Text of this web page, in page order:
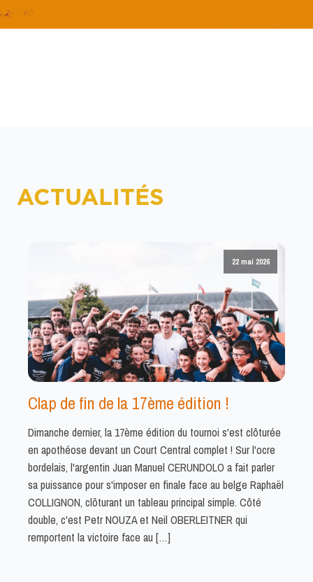
ACTUALITÉS
22 mai 2026
Clap de fin de la 17ème édition !
Dimanche dernier, la 17ème édition du tournoi s'est clôturée
en apothéose devant un Court Central complet ! Sur l'ocre
bordelais, l'argentin Juan Manuel CERUNDOLO a fait parler
sa puissance pour s'imposer en finale face au belge Raphaël
COLLIGNON, clôturant un tableau principal simple. Côté
double, c'est Petr NOUZA et Neil OBERLEITNER qui
remportent la victoire face au […]